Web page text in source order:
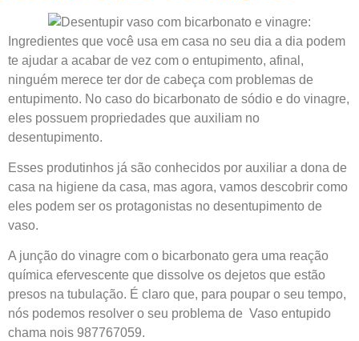
Ingredientes que você usa em casa no seu dia a dia podem
te ajudar a acabar de vez com o entupimento, afinal,
ninguém merece ter dor de cabeça com problemas de
entupimento. No caso do bicarbonato de sódio e do vinagre,
eles possuem propriedades que auxiliam no
desentupimento.
Esses produtinhos já são conhecidos por auxiliar a dona de
casa na higiene da casa, mas agora, vamos descobrir como
eles podem ser os protagonistas no desentupimento de
vaso.
A junção do vinagre com o bicarbonato gera uma reação
química efervescente que dissolve os dejetos que estão
presos na tubulação. É claro que, para poupar o seu tempo,
nós podemos resolver o seu problema de Vaso entupido
chama nois 987767059.